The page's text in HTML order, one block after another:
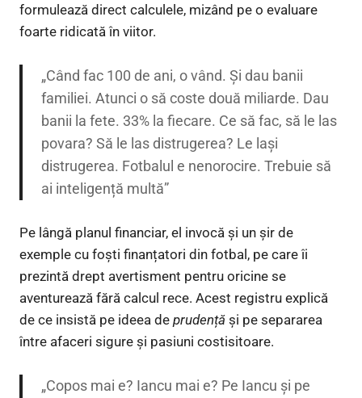
formulează direct calculele, mizând pe o evaluare
foarte ridicată în viitor.
„Când fac 100 de ani, o vând. Și dau banii
familiei. Atunci o să coste două miliarde. Dau
banii la fete. 33% la fiecare. Ce să fac, să le las
povara? Să le las distrugerea? Le lași
distrugerea. Fotbalul e nenorocire. Trebuie să
ai inteligență multă”
Pe lângă planul financiar, el invocă și un șir de
exemple cu foști finanțatori din fotbal, pe care îi
prezintă drept avertisment pentru oricine se
aventurează fără calcul rece. Acest registru explică
de ce insistă pe ideea de prudență și pe separarea
între afaceri sigure și pasiuni costisitoare.
„Copos mai e? Iancu mai e? Pe Iancu și pe